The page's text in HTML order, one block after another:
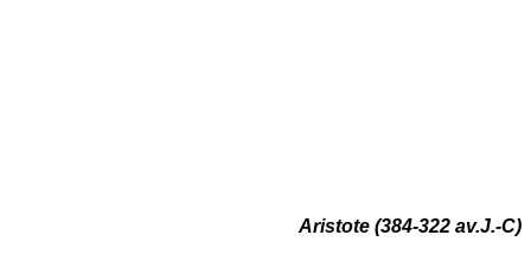
Aristote (384-322 av.J.-C)